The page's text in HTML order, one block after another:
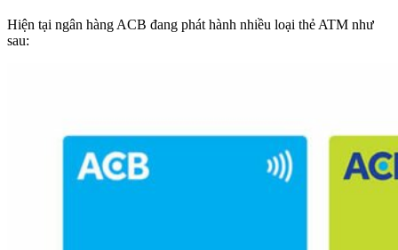
Hiện tại ngân hàng ACB đang phát hành nhiều loại thẻ ATM như
sau: